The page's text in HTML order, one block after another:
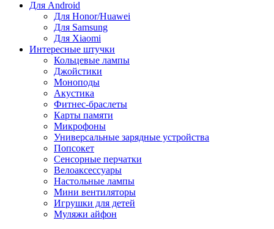
Для Android
Для Honor/Huawei
Для Samsung
Для Xiaomi
Интересные штучки
Кольцевые лампы
Джойстики
Моноподы
Акустика
Фитнес-браслеты
Карты памяти
Микрофоны
Универсальные зарядные устройства
Попсокет
Сенсорные перчатки
Велоаксессуары
Настольные лампы
Мини вентиляторы
Игрушки для детей
Муляжи айфон